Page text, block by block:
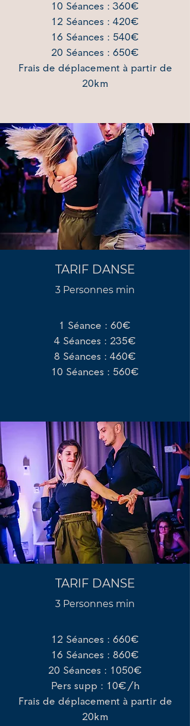
10 Séances : 360€
12 Séances : 420€
16 Séances : 540€
20 Séances : 650€
Frais de déplacement à partir de
20km
TARIF DANSE
3 Personnes min
1 Séance : 60€
​4 Séances : 235€
8 Séances : 460€
10 Séances : 560€
TARIF DANSE
3 Personnes min
12 Séances : 660€
16 Séances : 860€
20 Séances : 1050€
Pers supp : 10€/h
Frais de déplacement à partir de
20km